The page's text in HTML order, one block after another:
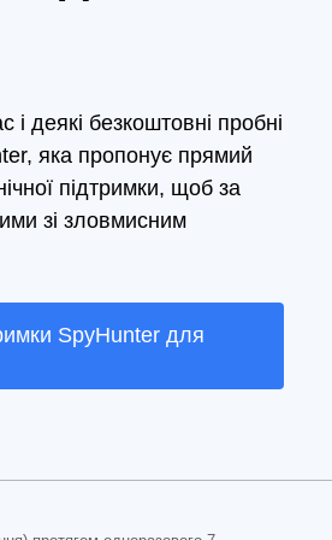
деякі безкоштовні пробні
яка пропонує прямий
підтримки, щоб за
зі зловмисним
SpyHunter для